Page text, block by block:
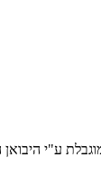
ע"י היבואן